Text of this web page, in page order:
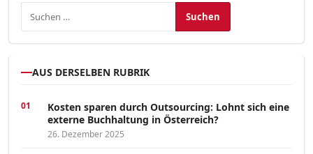
Suchen nach:
AUS DERSELBEN RUBRIK
Kosten sparen durch Outsourcing: Lohnt sich eine
externe Buchhaltung in Österreich?
26. Dezember 2025